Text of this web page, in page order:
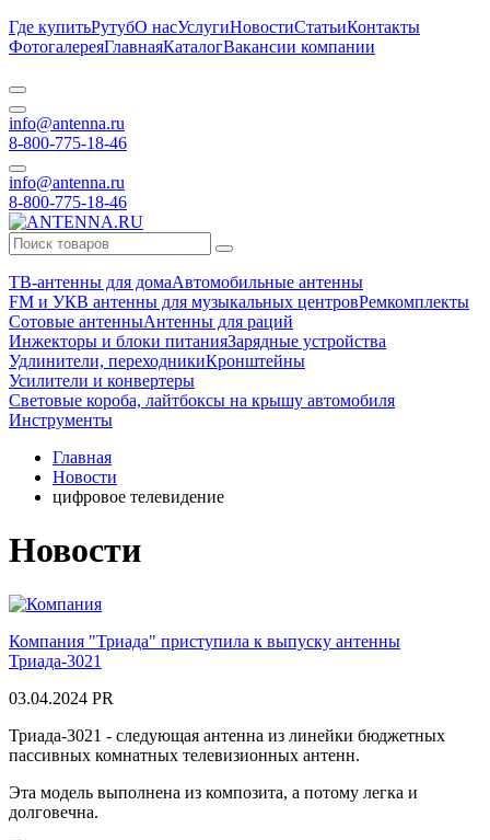
Где купитьРутубО насУслугиНовостиСтатьиКонтакты
ФотогалереяГлавнаяКаталогВакансии компании
info@antenna.ru
8-800-775-18-46
info@antenna.ru
8-800-775-18-46
ТВ-антенны для домаАвтомобильные антенны
FM и УКВ антенны для музыкальных центровРемкомплекты
Сотовые антенныАнтенны для раций
Инжекторы и блоки питанияЗарядные устройства
Удлинители, переходникиКронштейны
Усилители и конвертеры
Световые короба, лайтбоксы на крышу автомобиля
Инструменты
Главная
Новости
цифровое телевидение
Новости
Компания "Триада" приступила к выпуску антенны
Триада-3021
03.04.2024 PR
Триада-3021 - следующая антенна из линейки бюджетных
пассивных комнатных телевизионных антенн.
Эта модель выполнена из композита, а потому легка и
долговечна.